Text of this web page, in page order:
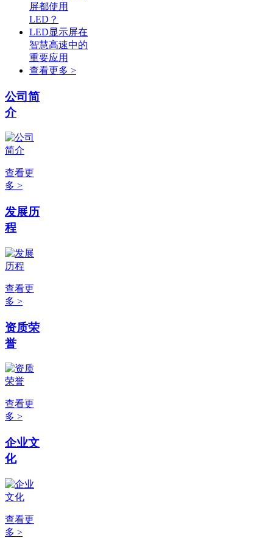
屏都使用
LED？
LED显示屏在
智慧高速中的
重要应用
查看更多 >
公司简
介
查看更
多 >
发展历
程
查看更
多 >
资质荣
誉
查看更
多 >
企业文
化
查看更
多 >